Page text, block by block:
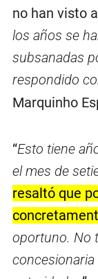
no han visto
los años se
subsanadas
respondido
Marquinho
“Esto tiene
el mes de
resaltó que
oportuno. No